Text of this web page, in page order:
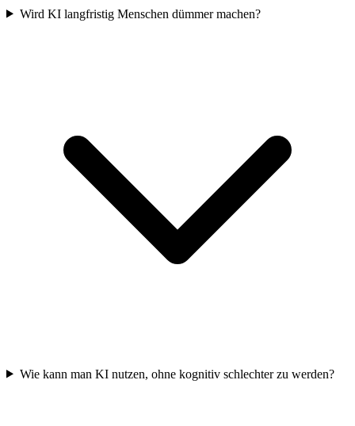
Wird KI langfristig Menschen dümmer machen?
Wie kann man KI nutzen, ohne kognitiv schlechter zu werden?